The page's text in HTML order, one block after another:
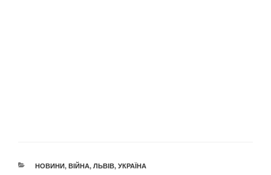
КАТЕГОРІЇ
НОВИНИ, ВІЙНА, ЛЬВІВ, УКРАЇНА